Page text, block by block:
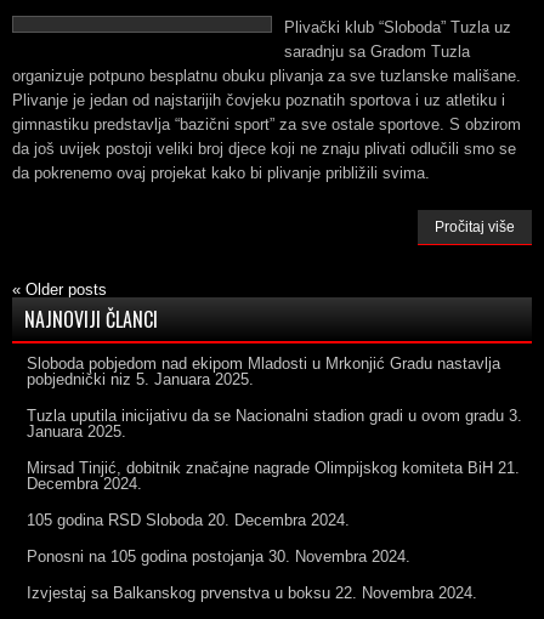
Plivački klub “Sloboda” Tuzla uz
saradnju sa Gradom Tuzla
organizuje potpuno besplatnu obuku plivanja za sve tuzlanske mališane.
Plivanje je jedan od najstarijih čovjeku poznatih sportova i uz atletiku i
gimnastiku predstavlja “bazični sport” za sve ostale sportove. S obzirom
da još uvijek postoji veliki broj djece koji ne znaju plivati odlučili smo se
da pokrenemo ovaj projekat kako bi plivanje približili svima.
Pročitaj više
« Older posts
NAJNOVIJI ČLANCI
Sloboda pobjedom nad ekipom Mladosti u Mrkonjić Gradu nastavlja
pobjednički niz 5. Januara 2025.
Tuzla uputila inicijativu da se Nacionalni stadion gradi u ovom gradu 3.
Januara 2025.
Mirsad Tinjić, dobitnik značajne nagrade Olimpijskog komiteta BiH 21.
Decembra 2024.
105 godina RSD Sloboda 20. Decembra 2024.
Ponosni na 105 godina postojanja 30. Novembra 2024.
Izvjestaj sa Balkanskog prvenstva u boksu 22. Novembra 2024.